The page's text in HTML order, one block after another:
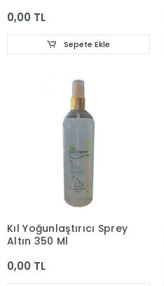
0,00 TL
Sepete Ekle
Kıl Yoğunlaştırıcı Sprey
Altın 350 Ml
0,00 TL